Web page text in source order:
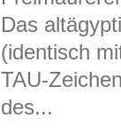
Das
(iden­tisch
TAU-​
des...